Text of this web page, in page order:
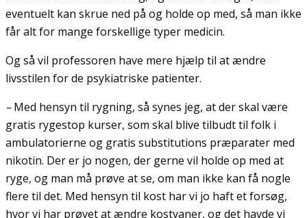
eventuelt kan skrue ned på og holde op med, så man ikke
får alt for mange forskellige typer medicin.
Og så vil professoren have mere hjælp til at ændre
livsstilen for de psykiatriske patienter.
–Med hensyn til rygning, så synes jeg, at der skal være
gratis rygestop kurser, som skal blive tilbudt til folk i
ambulatorierne og gratis substitutions præparater med
nikotin. Der er jo nogen, der gerne vil holde op med at
ryge, og man må prøve at se, om man ikke kan få nogle
flere til det. Med hensyn til kost har vi jo haft et forsøg,
hvor vi har prøvet at ændre kostvaner, og det havde vi